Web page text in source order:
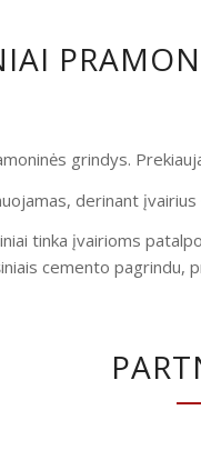
grindys.
derinant
tinka įvairioms
cemento pagrindu,